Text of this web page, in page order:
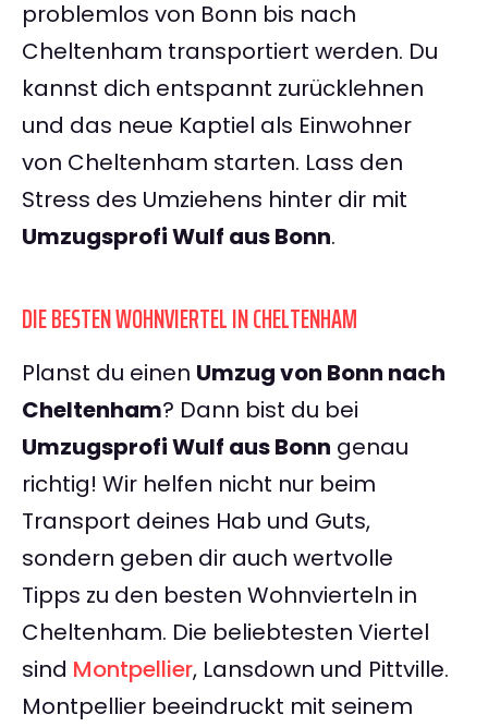
problemlos von Bonn bis nach
Cheltenham transportiert werden. Du
kannst dich entspannt zurücklehnen
und das neue Kaptiel als Einwohner
von Cheltenham starten. Lass den
Stress des Umziehens hinter dir mit
Umzugsprofi Wulf aus Bonn.
DIE BESTEN WOHNVIERTEL IN CHELTENHAM
Planst du einen Umzug von Bonn nach
Cheltenham? Dann bist du bei
Umzugsprofi Wulf aus Bonn genau
richtig! Wir helfen nicht nur beim
Transport deines Hab und Guts,
sondern geben dir auch wertvolle
Tipps zu den besten Wohnvierteln in
Cheltenham. Die beliebtesten Viertel
sind Montpellier, Lansdown und Pittville.
Montpellier beeindruckt mit seinem